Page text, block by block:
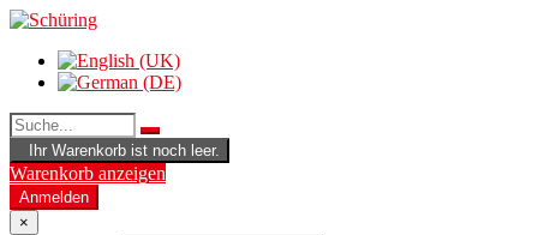
Ihr Warenkorb ist noch leer.
Warenkorb anzeigen
Anmelden
×